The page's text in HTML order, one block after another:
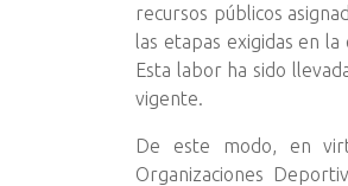
recursos públicos
las etapas exigidas en
Esta labor ha sido
vigente.
De este modo, en
Organizaciones